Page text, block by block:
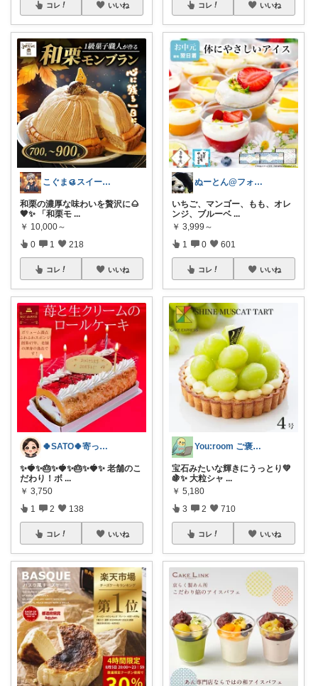
コレ いいね
こぐま🥮スイーツ大好き😍
和栗の濃厚な味わいを贅沢に🌰
🤎✨ 「和栗モ ...
￥ 10,000～
0 1 218
コレ いいね
🍀SATO🍀寄って、見てらっしゃい！
✨🍓✨🎂✨🍓✨🎂✨🍓✨ 老舗のこ
だわり！ボ ...
￥ 3,750
1 2 138
コレ いいね
コレ いいね
ぬーとん@フォロバ100％
いちご、マンゴー、もも、オレ
ンジ、ブルーベ ...
￥ 3,999～
1 0 601
コレ いいね
You:room ご褒美スイーツ🧁
宝石みたいな輝きにうっとり💚
🍇✨ 大粒シャ ...
￥ 5,180
3 2 710
コレ いいね